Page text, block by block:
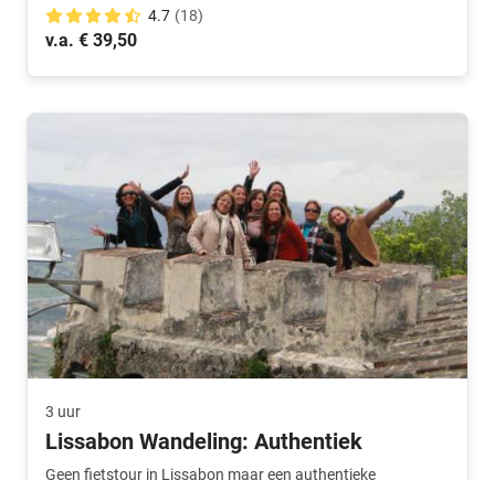
4.7 (18)
v.a. € 39,50
3 uur
Lissabon Wandeling: Authentiek
Geen fietstour in Lissabon maar een authentieke